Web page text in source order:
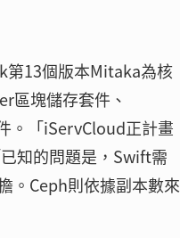
第13個版本Mitaka為核
區塊儲存套件、
。「iServCloud正計畫
知的問題是，Swift需
。Ceph則依據副本數來